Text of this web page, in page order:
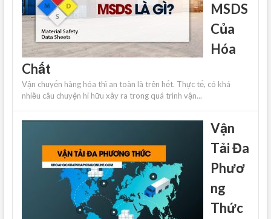
MSDS
Của
Hóa
Chất
Vận chuyển hàng hóa thì an toàn là trên hết. Thực tế, có khá
nhiều câu chuyện hi hữu xảy ra trong quá trình vận...
Vận
Tải Đa
Phươ
ng
Thức